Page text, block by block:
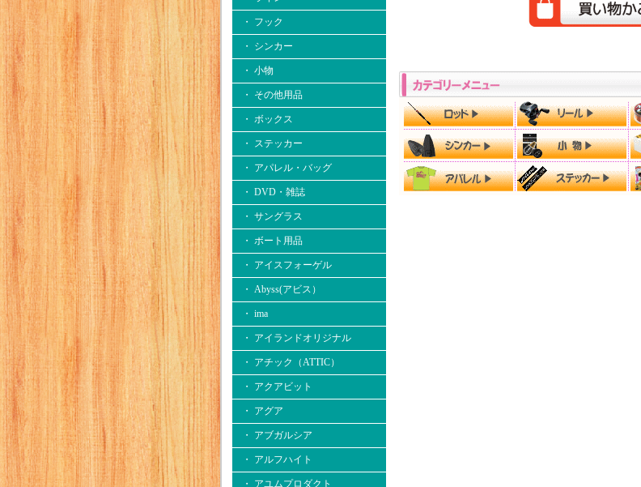
・ フック
・ シンカー
・ 小物
・ その他用品
・ ボックス
・ ステッカー
・ アパレル・バッグ
・ DVD・雑誌
・ サングラス
・ ボート用品
・ アイスフォーゲル
・ Abyss(アビス）
・ ima
・ アイランドオリジナル
・ アチック（ATTIC）
・ アクアビット
・ アグア
・ アブガルシア
・ アルフハイト
・ アユムプロダクト